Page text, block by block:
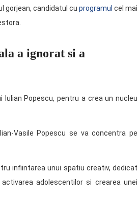
gorjean, candidatul cu programul cel mai
a ignorat si a
Popescu, pentru a crea un nucleu
Vasile Popescu se va concentra pe
infiintarea unui spatiu creativ, dedicat
adolescentilor si crearea unei